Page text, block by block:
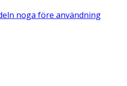
noga före användning